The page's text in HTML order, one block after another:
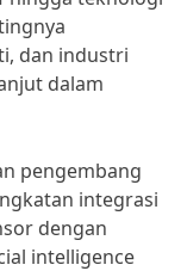
dan industri
dalam
pengembang
integrasi
dengan
intelligence